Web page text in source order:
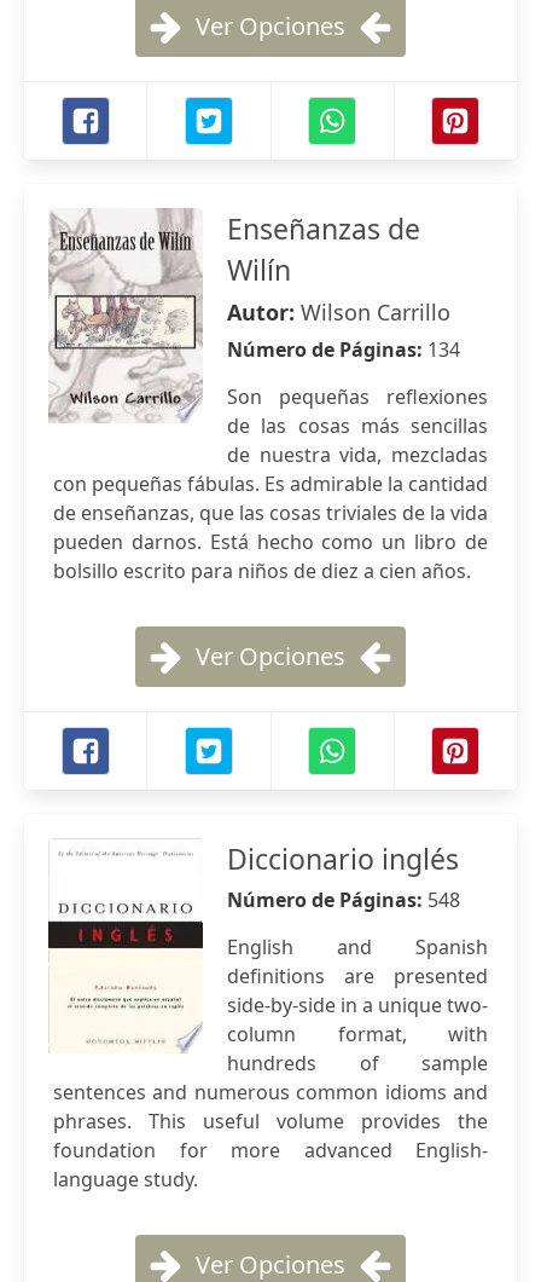
Ver Opciones
Enseñanzas de
Wilín
Autor: Wilson Carrillo
Número de Páginas: 134
Son pequeñas reflexiones
de las cosas más sencillas
de nuestra vida, mezcladas
con pequeñas fábulas. Es admirable la cantidad
de enseñanzas, que las cosas triviales de la vida
pueden darnos. Está hecho como un libro de
bolsillo escrito para niños de diez a cien años.
Ver Opciones
Diccionario inglés
Número de Páginas: 548
English and Spanish
definitions are presented
side-by-side in a unique two-
column format, with
hundreds of sample
sentences and numerous common idioms and
phrases. This useful volume provides the
foundation for more advanced English-
language study.
Ver Opciones